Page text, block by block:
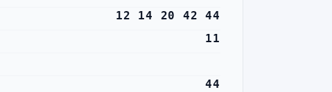
12 14 20 42 44
11
44